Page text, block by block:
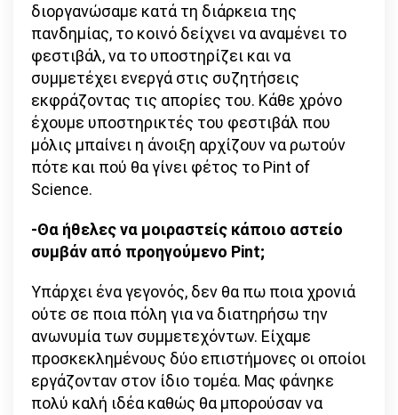
διοργανώσαμε κατά τη διάρκεια της
πανδημίας, το κοινό δείχνει να αναμένει το
φεστιβάλ, να το υποστηρίζει και να
συμμετέχει ενεργά στις συζητήσεις
εκφράζοντας τις απορίες του. Κάθε χρόνο
έχουμε υποστηρικτές του φεστιβάλ που
μόλις μπαίνει η άνοιξη αρχίζουν να ρωτούν
πότε και πού θα γίνει φέτος το Pint of
Science.
-Θα ήθελες να μοιραστείς κάποιο αστείο
συμβάν από προηγούμενο Pint;
Υπάρχει ένα γεγονός, δεν θα πω ποια χρονιά
ούτε σε ποια πόλη για να διατηρήσω την
ανωνυμία των συμμετεχόντων. Είχαμε
προσκεκλημένους δύο επιστήμονες οι οποίοι
εργάζονταν στον ίδιο τομέα. Μας φάνηκε
πολύ καλή ιδέα καθώς θα μπορούσαν να